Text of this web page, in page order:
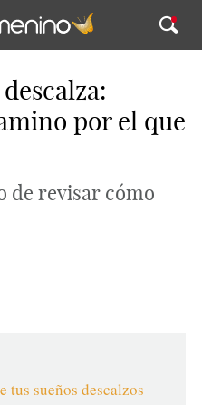
por el que
de revisar cómo
sueños descalzos